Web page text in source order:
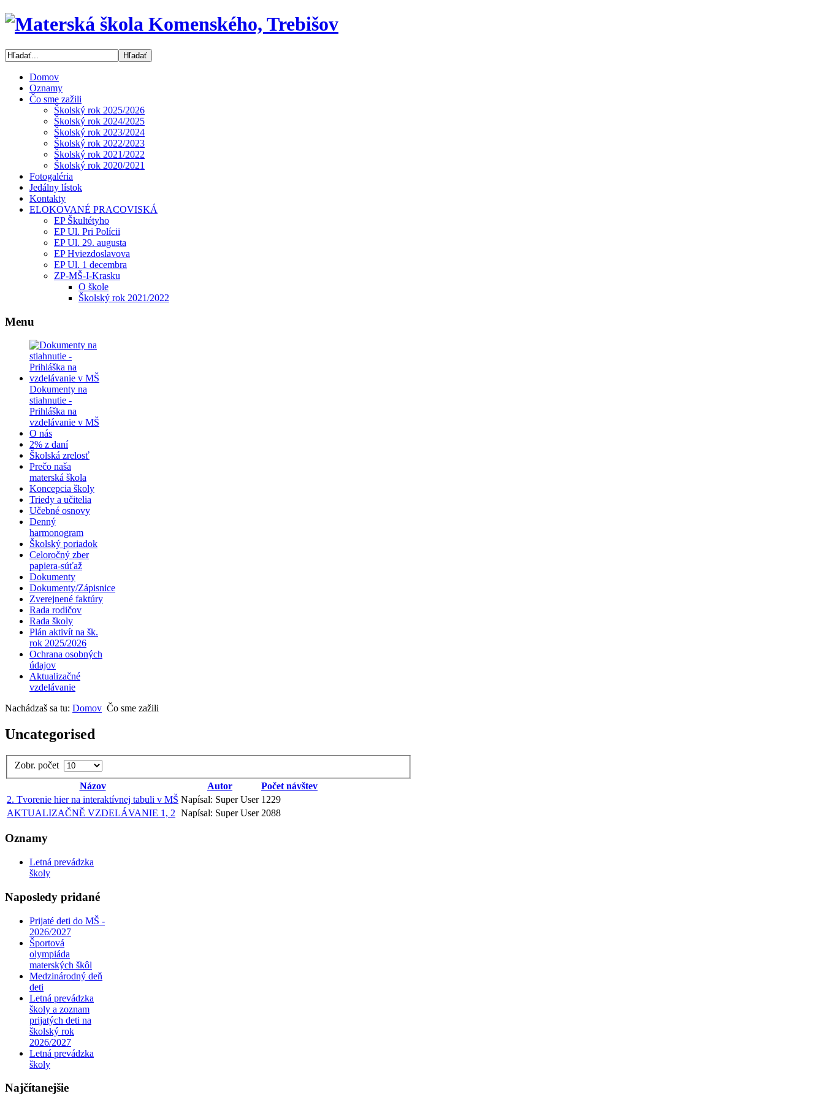
Domov
Oznamy
Čo sme zažili
Školský rok 2025/2026
Školský rok 2024/2025
Školský rok 2023/2024
Školský rok 2022/2023
Školský rok 2021/2022
Školský rok 2020/2021
Fotogaléria
Jedálny lístok
Kontakty
ELOKOVANÉ PRACOVISKÁ
EP Škultétyho
EP Ul. Pri Polícii
EP Ul. 29. augusta
EP Hviezdoslavova
EP Ul. 1 decembra
ZP-MŠ-I-Krasku
O škole
Školský rok 2021/2022
Menu
Dokumenty na
stiahnutie -
Prihláška na
vzdelávanie v MŠ
O nás
2% z daní
Školská zrelosť
Prečo naša
materská škola
Koncepcia školy
Triedy a učitelia
Učebné osnovy
Denný
harmonogram
Školský poriadok
Celoročný zber
papiera-súťaž
Dokumenty
Dokumenty/Zápisnice
Zverejnené faktúry
Rada rodičov
Rada školy
Plán aktivít na šk.
rok 2025/2026
Ochrana osobných
údajov
Aktualizačné
vzdelávanie
Nachádzaš sa tu: Domov Čo sme zažili
Uncategorised
Zobr. počet
Názov
Autor
Počet návštev
2. Tvorenie hier na interaktívnej tabuli v MŠ Napísal: Super User 1229
AKTUALIZAČNĚ VZDELÁVANIE 1, 2 Napísal: Super User 2088
Oznamy
Letná prevádzka
školy
Naposledy pridané
Prijaté deti do MŠ -
2026/2027
Športová
olympiáda
materských škôl
Medzinárodný deň
deti
Letná prevádzka
školy a zoznam
prijatých deti na
školský rok
2026/2027
Letná prevádzka
školy
Najčítanejšie